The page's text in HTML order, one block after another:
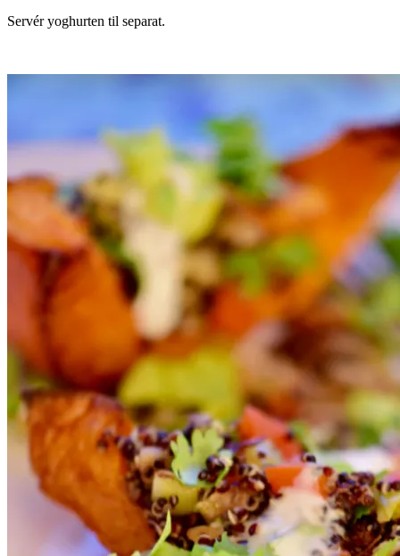
Servér yoghurten til separat.